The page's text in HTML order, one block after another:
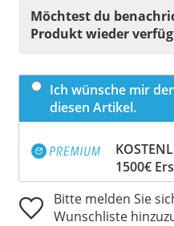
Möchtest du
Produkt wieder
Ich wünsche mir
diesen Artikel.
1500€
Bitte melden Sie
Wunschliste